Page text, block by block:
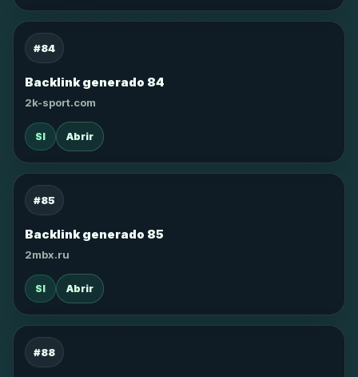
#84
Backlink generado 84
2k-sport.com
SI Abrir
#85
Backlink generado 85
2mbx.ru
SI Abrir
#88